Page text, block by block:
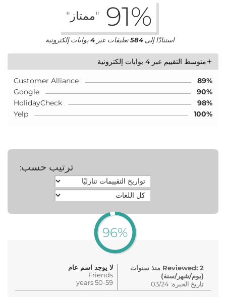
91% "ممتاز"
استنادًا إلى584تعليقات عبر4بوابات إلكترونية
+متوسط التقييم عبر 4 بوابات إلكترونية
Customer Alliance
89%
Google
90%
HolidayCheck
98%
Yelp
100%
ترتيب حسب:
96%
لا يوجد اسم عام
Friends
50-59 years
Reviewed: 2 منذ سنوات
(يوم/شهر/سنة)
تاريخ الخبرة: 03/24